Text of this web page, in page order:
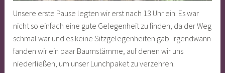
Unsere erste Pause legten wir erst nach 13 Uhr ein. Es war
nicht so einfach eine gute Gelegenheit zu finden, da der Weg
schmal war und es keine Sitzgelegenheiten gab. Irgendwann
fanden wir ein paar Baumstämme, auf denen wir uns
niederließen, um unser Lunchpaket zu verzehren.